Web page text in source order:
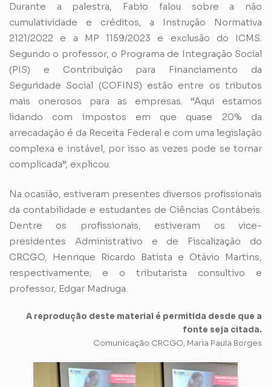
Durante a palestra, Fabio falou sobre a não
cumulatividade e créditos, a Instrução Normativa
2121/2022 e a MP 1159/2023 e exclusão do ICMS.
Segundo o professor, o Programa de Integração Social
(PIS) e Contribuição para Financiamento da
Seguridade Social (COFINS) estão entre os tributos
mais onerosos para as empresas. “Aqui estamos
lidando com impostos em que quase 20% da
arrecadação é da Receita Federal e com uma legislação
complexa e instável, por isso as vezes pode se tornar
complicada”, explicou.
Na ocasião, estiveram presentes diversos profissionais
da contabilidade e estudantes de Ciências Contábeis.
Dentre os profissionais, estiveram os vice-
presidentes Administrativo e de Fiscalização do
CRCGO, Henrique Ricardo Batista e Otávio Martins,
respectivamente; e o tributarista consultivo e
professor, Edgar Madruga.
A reprodução deste material é permitida desde que a
fonte seja citada.
Comunicação CRCGO, Maria Paula Borges